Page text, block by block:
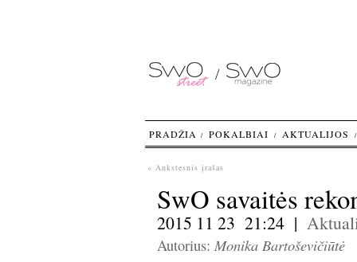
« Ankstesnis įrašas
SwO savaitės
2015 11 23 21:24 |
Autorius: Monika Bartoševičiūtė
PRADŽIA POKALBIAI AKTUALIJOS